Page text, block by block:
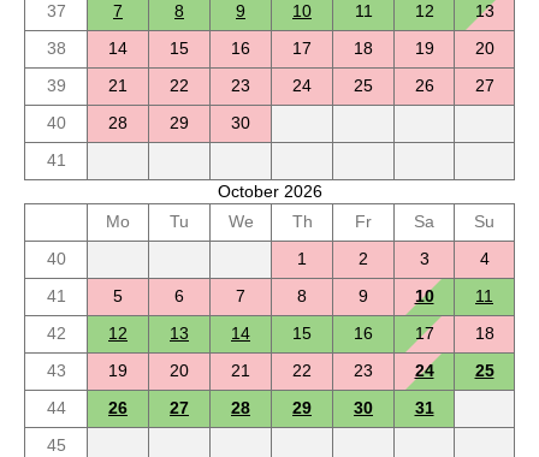
37
7 8 9 10 11 12
13
38
14 15 16 17 18 19
20
39
21 22 23 24 25 26
27
40
28 29
30
41
October 2026
Mo
Tu We Th Fr Sa
Su
40
1 2 3
4
41
5 6 7 8 9 10
11
42
12 13 14 15 16 17
18
43
19 20 21 22 23 24
25
44
26 27 28 29 30
31
45